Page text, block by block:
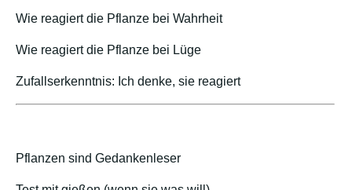
Wie reagiert die Pflanze bei Wahrheit
Wie reagiert die Pflanze bei Lüge
Zufallserkenntnis: Ich denke, sie reagiert
Pflanzen sind Gedankenleser